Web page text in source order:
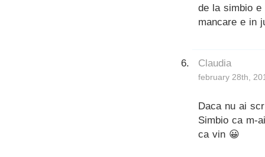
de la simbio
mancare e in
Claudia
february 28th,
Daca nu ai
Simbio ca m-
ca vin 😀